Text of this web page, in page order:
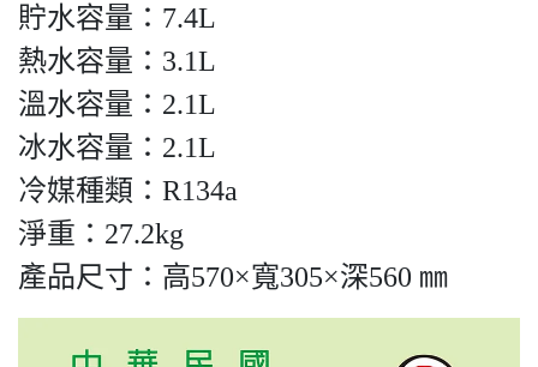
貯水容量：7.4L
熱水容量：3.1L
溫水容量：2.1L
冰水容量：2.1L
冷媒種類：R134a
淨重：27.2kg
產品尺寸：高570×寬305×深560 ㎜